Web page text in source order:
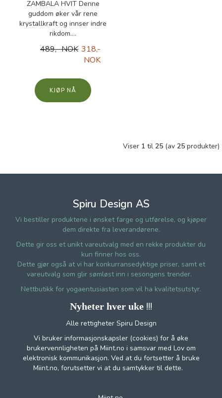
ZAMBALA HVIT Denne
guddom øker vår rene
krystallkraft og innser indre
rikdom....
489,- NOK 318,-
NOK
KJØP
Viser 1 til 25 (av 25 produkter)
Spiru Design AS
Vi bestiller produktene i ønsket farge og utførelse, og kjøper
dem direkte fra leverandørene.
Dette gir oss et unikt vareutvalg med en rekke produkter du
kun finner hos oss.
Dette gjør også at vi har konkurransedyktige priser, samt et
vareutvalg som glir sømløst inn i sesongens trender.
Nettbutikk for yogaentusiasten som vil ha kvalitetsutstyr.
Nyheter hver uke !!!
Alle rettigheter Spiru Design
Vi bruker informasjonskapsler (cookies) for å øke
brukervennligheten på Miint.no i samsvar med Lov om
elektronisk kommunikasjon. Ved at du fortsetter å bruke
Miint.no, forutsetter vi at du samtykker til dette.